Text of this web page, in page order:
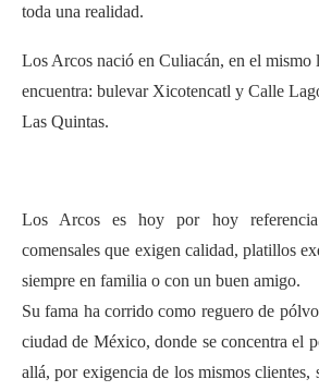
toda una realidad.
Los Arcos nació en Culiacán, en el mismo
encuentra: bulevar Xicotencatl y Calle
Las Quintas.
Los Arcos es hoy por hoy
comensales que exigen calidad, platillos
siempre en familia o con un buen amigo.
Su fama ha corrido como reguero de
ciudad de México, donde se concentra el
allá, por exigencia de los mismos clientes,